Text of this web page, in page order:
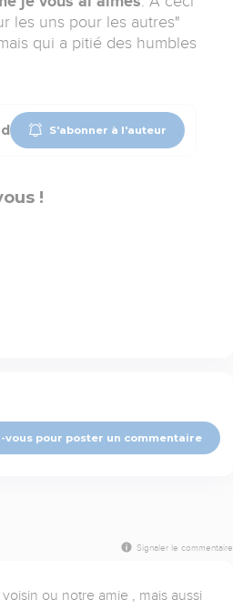
les uns pour les autres"
qui a pitié des humbles
S'abonner à l'auteur
!
vous pour poster un commentaire
Signaler le commentaire
ou notre amie , mais aussi